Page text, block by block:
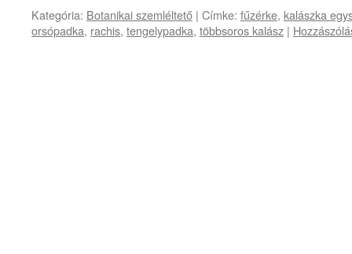
Kategória: Botanikai szemléltető | Címke: fűzérke, kalászka
orsópadka, rachis, tengelypadka, többsoros kalász |